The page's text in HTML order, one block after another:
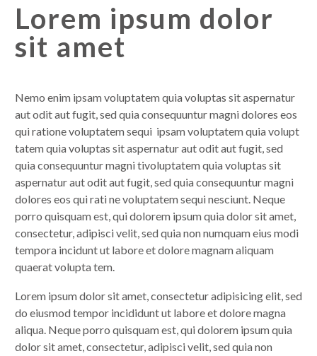
Lorem ipsum dolor
sit amet
Nemo enim ipsam voluptatem quia voluptas sit aspernatur
aut odit aut fugit, sed quia consequuntur magni dolores eos
qui ratione voluptatem sequi ipsam voluptatem quia volupt
tatem quia voluptas sit aspernatur aut odit aut fugit, sed
quia consequuntur magni tivoluptatem quia voluptas sit
aspernatur aut odit aut fugit, sed quia consequuntur magni
dolores eos qui rati ne voluptatem sequi nesciunt. Neque
porro quisquam est, qui dolorem ipsum quia dolor sit amet,
consectetur, adipisci velit, sed quia non numquam eius modi
tempora incidunt ut labore et dolore magnam aliquam
quaerat volupta tem.
Lorem ipsum dolor sit amet, consectetur adipisicing elit, sed
do eiusmod tempor incididunt ut labore et dolore magna
aliqua. Neque porro quisquam est, qui dolorem ipsum quia
dolor sit amet, consectetur, adipisci velit, sed quia non